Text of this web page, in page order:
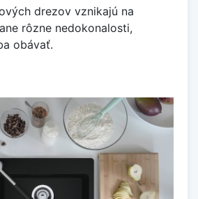
drezov vznikajú na
rôzne nedokonalosti,
obávať.